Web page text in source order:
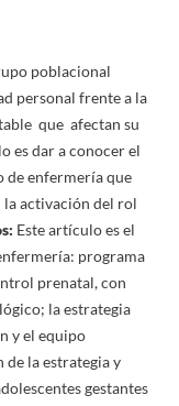
poblacional
personal frente a la
que afectan su
es dar a conocer el
de enfermería que
la activación del rol
Este artículo es el
programa
prenatal, con
la estrategia
y el equipo
la estrategia y
gestantes